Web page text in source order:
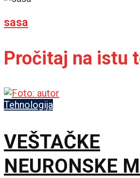
sasa
Pročitaj na istu
Tehnologija
VEŠTAČKE
NEURONSKE